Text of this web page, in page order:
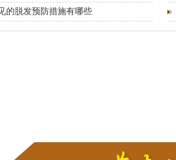
的脱发预防措施有哪些